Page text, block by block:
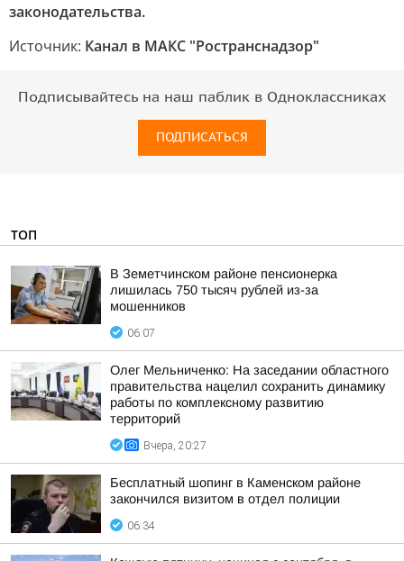
законодательства.
Источник: Канал в МАКС "Ространснадзор"
Подписывайтесь на наш паблик в Одноклассниках
ПОДПИСАТЬСЯ
ТОП
В Земетчинском районе пенсионерка
лишилась 750 тысяч рублей из-за
мошенников
06:07
Олег Мельниченко: На заседании областного
правительства нацелил сохранить динамику
работы по комплексному развитию
территорий
Вчера, 20:27
Бесплатный шопинг в Каменском районе
закончился визитом в отдел полиции
06:34